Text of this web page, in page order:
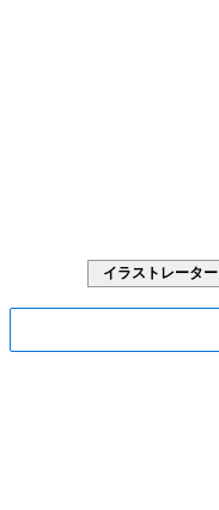
イラストレーター